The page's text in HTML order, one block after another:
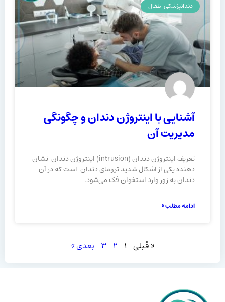
دندانپزشکی اطفال
آشنایی با اینتروژن دندان و چگونگی
مدیریت آن
تعریف اینتروژن دندان (intrusion) اینتروژن دندان نشان
دهنده یکی از اشکال شدید ترومای دندان است که در آن
دندان به زور وارد استخوان فک می‌شود.
ادامه مطلب »
« قبلی ۱ ۲ ۳ بعدی »